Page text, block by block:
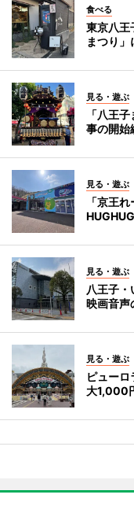
食べる
東京八
まつり
見る・遊ぶ
「八王
事の開始
見る・遊ぶ
「京王
見る・遊ぶ
八王子
映画音声
見る・遊ぶ
ピュー
大1,000